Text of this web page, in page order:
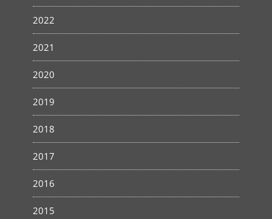
2022
2021
2020
2019
2018
2017
2016
2015